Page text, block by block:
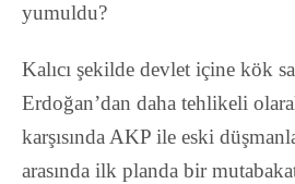
yumuldu?
Kalıcı şekilde devlet içine kök
Erdoğan’dan daha tehlikeli
karşısında AKP ile eski
arasında ilk planda bir